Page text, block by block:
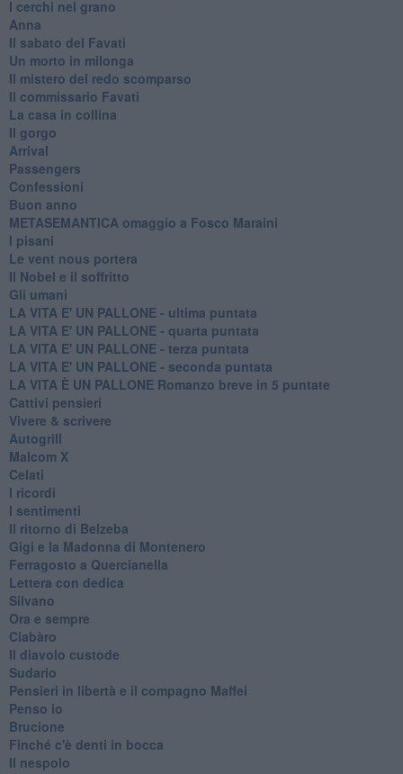
I cerchi nel grano
Anna
Il sabato del Favati
Un morto in milonga
Il mistero del redo scomparso
Il commissario Favati
La casa in collina
Il gorgo
Arrival
Passengers
Confessioni
Buon anno
METASEMANTICA omaggio a Fosco Maraini
I pisani
Le vent nous portera
Il Nobel e il soffritto
Gli umani
LA VITA E' UN PALLONE - ultima puntata
LA VITA E' UN PALLONE - quarta puntata
LA VITA E' UN PALLONE - terza puntata
LA VITA E' UN PALLONE - seconda puntata
LA VITA È UN PALLONE Romanzo breve in 5 puntate
Cattivi pensieri
Vivere & scrivere
Autogrill
Malcom X
Celati
I ricordi
I sentimenti
Il ritorno di Belzeba
Gigi e la Madonna di Montenero
Ferragosto a Quercianella
Lettera con dedica
Silvano
Ora e sempre
Ciabàro
Il diavolo custode
Sudario
Pensieri in libertà e il compagno Maffei
Penso io
Brucione
Finché c'è denti in bocca
Il nespolo